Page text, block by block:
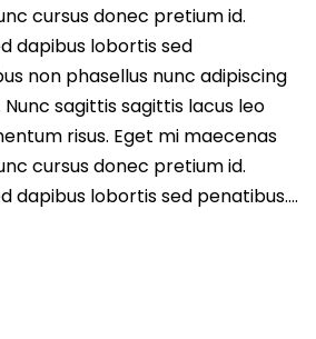
cursus donec pretium id.
dapibus lobortis sed
non phasellus nunc adipiscing
sagittis sagittis lacus leo
risus. Eget mi maecenas
cursus donec pretium id.
dapibus lobortis sed penatibus….